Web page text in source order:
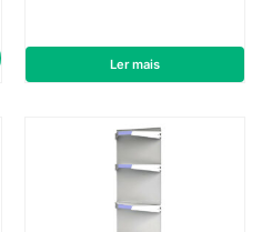
Ler mais